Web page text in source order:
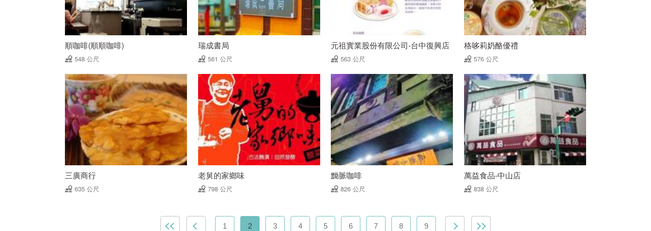
順咖啡(順順咖啡)
548 公尺
瑞成書局
561 公尺
元祖實業股份有限公司-台中復興店
563 公尺
格哆莉奶酪優禮
576 公尺
三廣商行
635 公尺
老舅的家鄉味
798 公尺
黝脈咖啡
826 公尺
萬益食品-中山店
838 公尺
1 2 3 4 5 6 7 8 9